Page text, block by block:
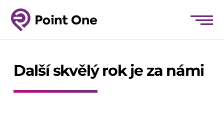
Další skvělý rok je za námi